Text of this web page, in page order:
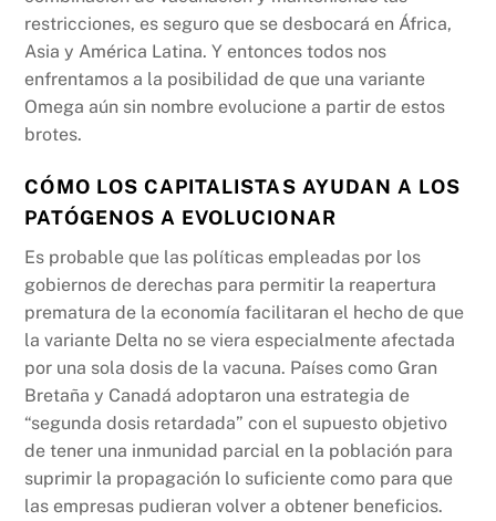
restricciones, es seguro que se desbocará en África,
Asia y América Latina. Y entonces todos nos
enfrentamos a la posibilidad de que una variante
Omega aún sin nombre evolucione a partir de estos
brotes.
CÓMO LOS CAPITALISTAS AYUDAN A LOS
PATÓGENOS A EVOLUCIONAR
Es probable que las políticas empleadas por los
gobiernos de derechas para permitir la reapertura
prematura de la economía facilitaran el hecho de que
la variante Delta no se viera especialmente afectada
por una sola dosis de la vacuna. Países como Gran
Bretaña y Canadá adoptaron una estrategia de
“segunda dosis retardada” con el supuesto objetivo
de tener una inmunidad parcial en la población para
suprimir la propagación lo suficiente como para que
las empresas pudieran volver a obtener beneficios.